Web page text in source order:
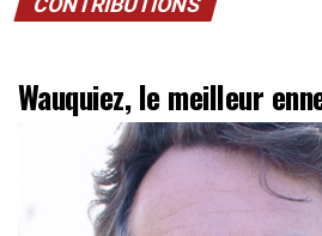
CONTRIBUTIONS
Wauquiez, le meilleur